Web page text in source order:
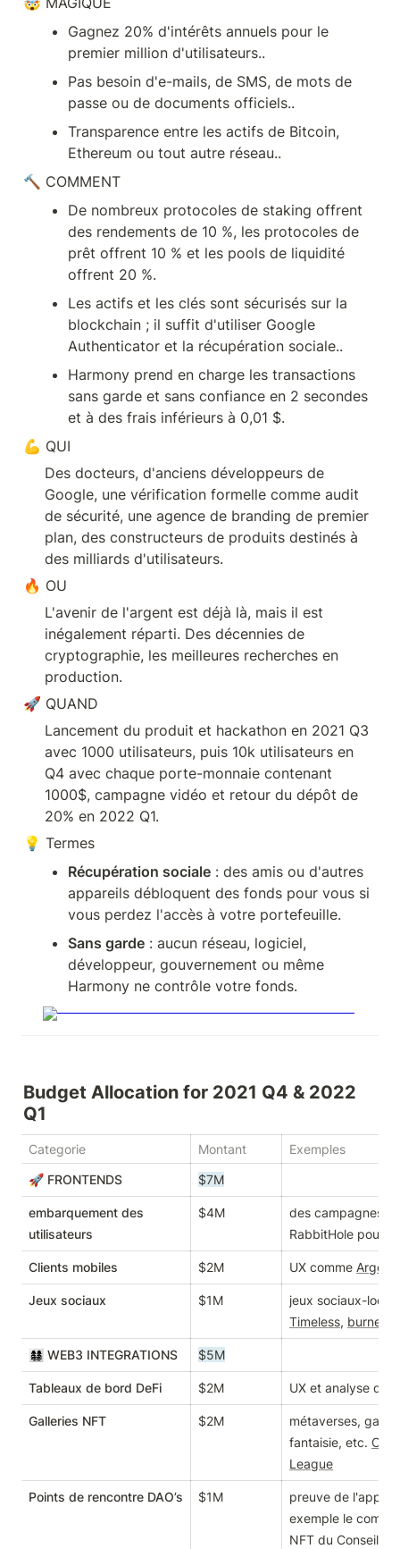
Gagnez 20% d'intérêts annuels pour le
premier million d'utilisateurs..
Pas besoin d'e-mails, de SMS, de mots de
passe ou de documents officiels..
Transparence entre les actifs de Bitcoin,
🔨 COMMENT
De nombreux protocoles de staking offrent
des rendements de 10 %, les protocoles de
prêt offrent 10 % et les pools de liquidité
offrent 20 %.
Les actifs et les clés sont sécurisés sur la
blockchain ; il suffit d'utiliser Google
Authenticator et la récupération sociale..
Harmony prend en charge les transactions
sans garde et sans confiance en 2 secondes
💪 QUI
Des docteurs, d'anciens développeurs de
Google, une vérification formelle comme audit
de sécurité, une agence de branding de premier
plan, des constructeurs de produits destinés à
🔥 OU
L'avenir de l'argent est déjà là, mais il est
inégalement réparti. Des décennies de
cryptographie, les meilleures recherches en
🚀 QUAND
Lancement du produit et hackathon en 2021 Q3
avec 1000 utilisateurs, puis 10k utilisateurs en
Q4 avec chaque porte-monnaie contenant
1000$, campagne vidéo et retour du dépôt de
💡 Termes
Récupération sociale : des amis ou d'autres
appareils débloquent des fonds pour vous si
vous perdez l'accès à votre portefeuille.
Sans garde : aucun réseau, logiciel,
développeur, gouvernement ou même
Budget Allocation for 2021 Q4 & 2022
Q1
Categorie Montant
Exemples
🚀 FRONTENDS
$7M
embarquement des
utilisateurs
$4M
des campagnes
RabbitHole pour
Clients mobiles $2M UX comme Argent
Jeux sociaux $1M
jeux sociaux-
Timeless, burner
👩‍👩‍👧‍👦 WEB3 INTEGRATIONS $5M
Tableaux de bord DeFi $2M UX et analyse de
Galleries NFT $2M
métaverses,
fantaisie, etc.
League
Points de rencontre DAO’s $1M
preuve de
exemple le
NFT du Conseil